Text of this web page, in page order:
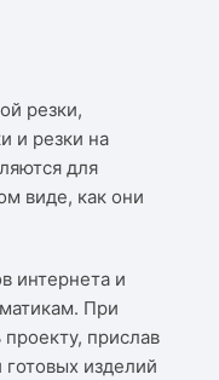
резки,
и резки на
для
виде, как они
интернета и
При
прислав
изделий